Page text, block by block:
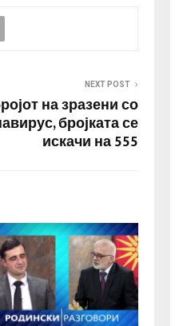
NEXT POST
на зразени со
бројката се
искачи на 555